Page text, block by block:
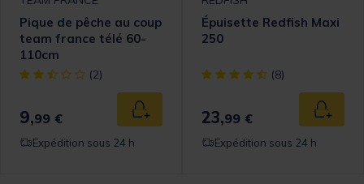
Rating
panier
Pique de pêche au coup
team france télé 60-
110cm
[object Object] out of 5 Customer Rating
(2)
9,99 € Ajouter au panier
Expédition sous 24 h
Épuisette Redfish Maxi
250
[object Object] out of 5
(8)
23,99 €
Expédition sous 24 h